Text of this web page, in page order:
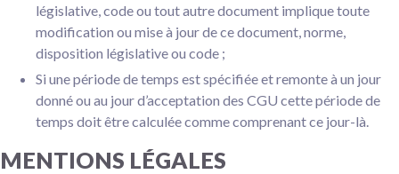
législative, code ou tout autre document implique toute
modification ou mise à jour de ce document, norme,
disposition législative ou code ;
Si une période de temps est spécifiée et remonte à un jour
donné ou au jour d’acceptation des CGU cette période de
temps doit être calculée comme comprenant ce jour-là.
MENTIONS LÉGALES